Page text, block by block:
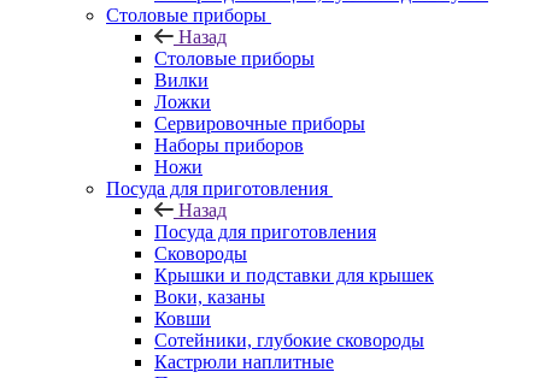
Столовые приборы
Назад
Столовые приборы
Вилки
Ложки
Сервировочные приборы
Наборы приборов
Ножи
Посуда для приготовления
Назад
Посуда для приготовления
Сковороды
Крышки и подставки для крышек
Воки, казаны
Ковши
Сотейники, глубокие сковороды
Кастрюли наплитные